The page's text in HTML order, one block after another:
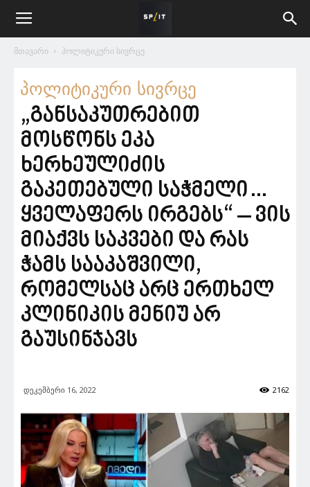
მთავარი პოლიტიკური სივრცე
პოლიტიკური სივრცე
„განსაკუთრებით
მოსწონს ეკა
ხერხეულიძის
გაკეთებული საჭმელი…
ყველაფერს ირგებს“ – ვის
მიაქვს საკვები და რას
ჭამს სააკაშვილი,
რომელსაც არც ერთხელ
კლინიკის მენიუ არ
გაუსინჯავს
დეკემბერი 16, 2022 2162